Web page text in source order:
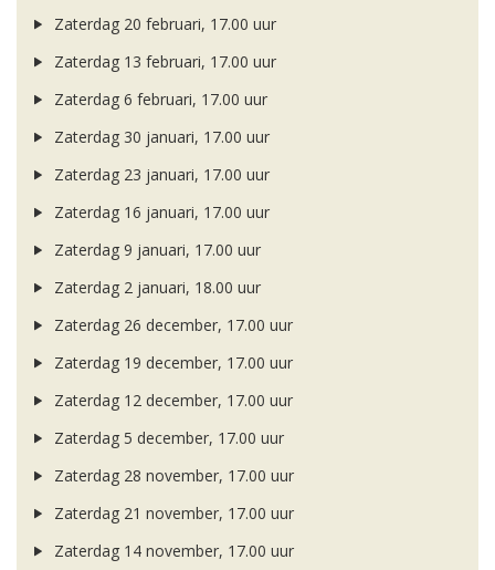
Zaterdag 20 februari, 17.00 uur
Zaterdag 13 februari, 17.00 uur
Zaterdag 6 februari, 17.00 uur
Zaterdag 30 januari, 17.00 uur
Zaterdag 23 januari, 17.00 uur
Zaterdag 16 januari, 17.00 uur
Zaterdag 9 januari, 17.00 uur
Zaterdag 2 januari, 18.00 uur
Zaterdag 26 december, 17.00 uur
Zaterdag 19 december, 17.00 uur
Zaterdag 12 december, 17.00 uur
Zaterdag 5 december, 17.00 uur
Zaterdag 28 november, 17.00 uur
Zaterdag 21 november, 17.00 uur
Zaterdag 14 november, 17.00 uur